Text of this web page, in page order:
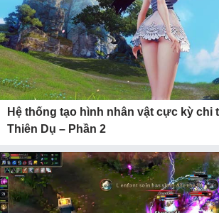
Hệ thống tạo hình nhân vật cực kỳ chi
Thiên Dụ – Phần 2